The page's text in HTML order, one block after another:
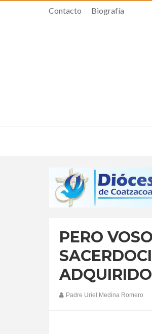
Contacto Biografía
PERO
ADQUIRIDO
Padre Uriel Medina Romero